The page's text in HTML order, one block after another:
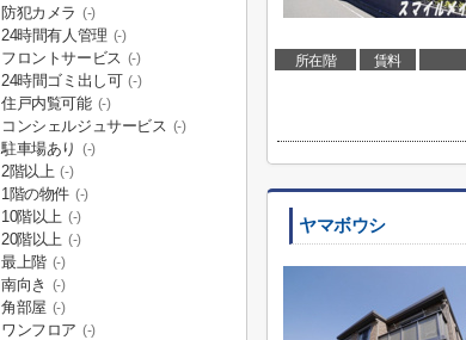
所在階 賃料
ヤマボウシ
防犯カメラ (-)
24時間有人管理 (-)
フロントサービス (-)
24時間ゴミ出し可 (-)
住戸内覧可能 (-)
コンシェルジュサービス (-)
駐車場あり (-)
2階以上 (-)
1階の物件 (-)
10階以上 (-)
20階以上 (-)
最上階 (-)
南向き (-)
角部屋 (-)
ワンフロア (-)